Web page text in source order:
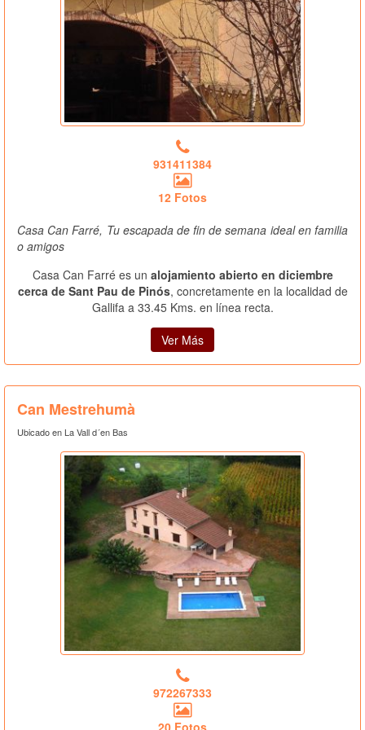
931411384
12 Fotos
Casa Can Farré, Tu escapada de fin de semana ideal en familia
o amigos
Casa Can Farré es un alojamiento abierto en diciembre
cerca de Sant Pau de Pinós, concretamente en la localidad de
Gallifa a 33.45 Kms. en línea recta.
Ver Más
Can Mestrehumà
Ubicado en La Vall d´en Bas
972267333
20 Fotos